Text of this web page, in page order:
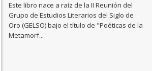
Este libro nace a raíz de la II Reunión del
Grupo de Estudios Literarios del Siglo de
Oro (GELSO) bajo el título de "Poéticas de la
Metamorf...